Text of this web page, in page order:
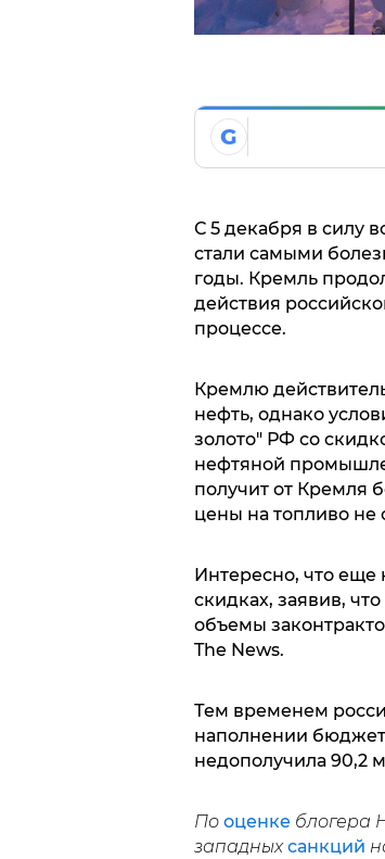
G
С 5 декабря в силу
стали самыми
годы. Кремль
действия
процессе.
Кремлю
нефть, однако
золото" РФ со
нефтяной
получит от Кремля
цены на топливо не
Интересно, что еще
скидках, заявив,
объемы
The News.
Тем временем
наполнении
недополучила 90,2
По оценке блогера
западныхсанкций